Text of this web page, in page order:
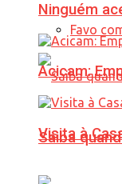
Favo
Saiba
Ninguém
Acicam:
Visita à